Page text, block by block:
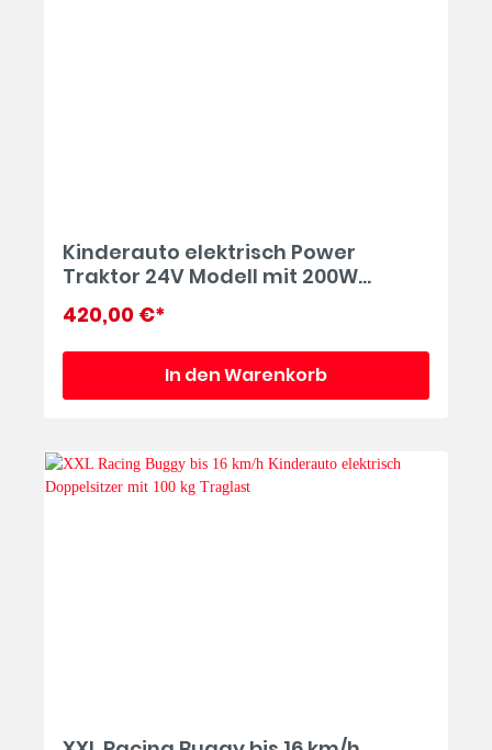
Kinderauto elektrisch Power
Traktor 24V Modell mit 200W
Motoren Kindertraktor in rot 10
km/h
420,00 €*
In den Warenkorb